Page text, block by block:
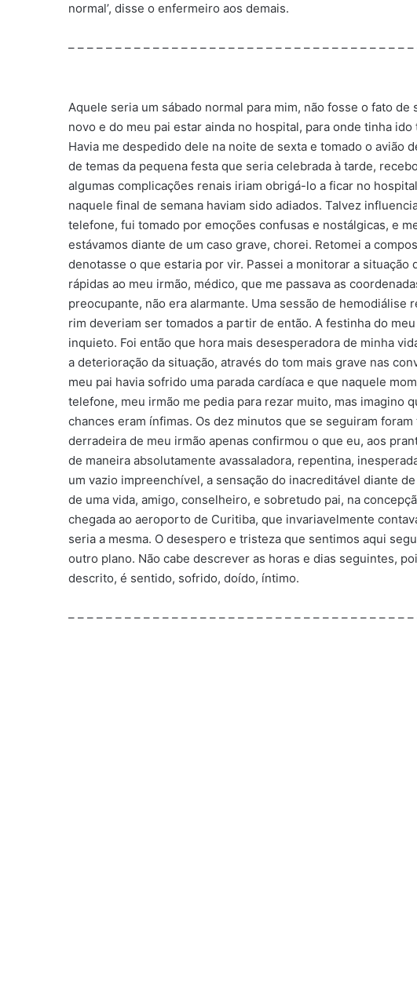
normal’, disse o enfermeiro aos demais.
– – – – – – – – – – – – – – – – – – – – – – – – – – – – – – – – – – – –
Aquele seria um sábado normal para mim, não fosse o fato
novo e do meu pai estar ainda no hospital, para onde tinha
Havia me despedido dele na noite de sexta e tomado o avião
de temas da pequena festa que seria celebrada à tarde,
algumas complicações renais iriam obrigá-lo a ficar no
naquele final de semana haviam sido adiados. Talvez
telefone, fui tomado por emoções confusas e nostálgicas, e
estávamos diante de um caso grave, chorei. Retomei a
denotasse o que estaria por vir. Passei a monitorar a situação
rápidas ao meu irmão, médico, que me passava as
preocupante, não era alarmante. Uma sessão de hemodiálise
rim deveriam ser tomados a partir de então. A festinha do
inquieto. Foi então que hora mais desesperadora de minha
a deterioração da situação, através do tom mais grave nas
meu pai havia sofrido uma parada cardíaca e que naquele
telefone, meu irmão me pedia para rezar muito, mas imagino
chances eram ínfimas. Os dez minutos que se seguiram
derradeira de meu irmão apenas confirmou o que eu, aos
de maneira absolutamente avassaladora, repentina,
um vazio impreenchível, a sensação do inacreditável diante
de uma vida, amigo, conselheiro, e sobretudo pai, na
chegada ao aeroporto de Curitiba, que invariavelmente
seria a mesma. O desespero e tristeza que sentimos aqui
outro plano. Não cabe descrever as horas e dias seguintes,
descrito, é sentido, sofrido, doído, íntimo.
– – – – – – – – – – – – – – – – – – – – – – – – – – – – – – – – – – – –